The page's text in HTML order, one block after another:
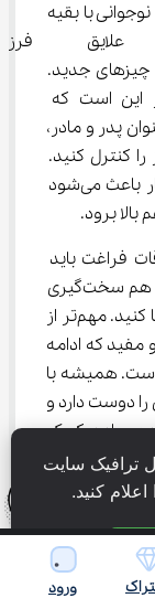
با بقیه
چیزهای جدید.
این است که
پدر و مادر،
کنترل کنید.
بگذارید نوجوان خودش انتخاب کند؛ این کار باعث می‌شود
فراغت باید
ترکیبی از استراحت، تفریح و یادگیری باشد؛ هم سخت‌گیری
زیاد خوب نیست و هم اینکه کلا برنامه را رها کنید. مهم‌تر از
خوب و مفید که ادامه
است. همیشه با
را دوست دارد و
حرف زدن ساده، کمک
نوجوانان
برای کودک و
ورود
ترافیک سایت